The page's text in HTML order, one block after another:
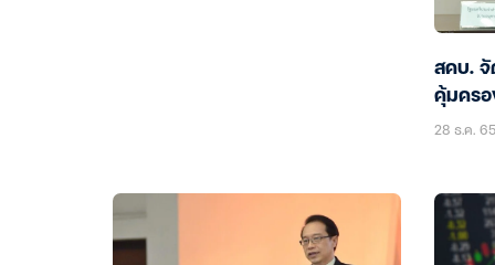
สคบ. จั
คุ้มครอ
28 ธ.ค.